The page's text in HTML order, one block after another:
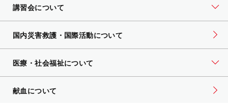
講習会について
国内災害救護・国際活動について
医療・社会福祉について
献血について